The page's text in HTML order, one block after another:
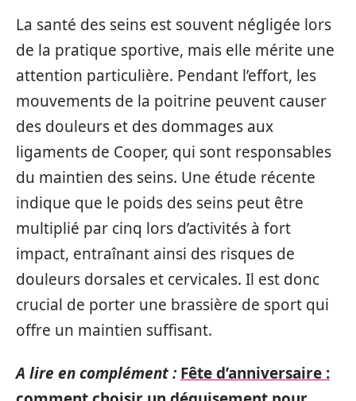
La santé des seins est souvent négligée lors
de la pratique sportive, mais elle mérite une
attention particulière. Pendant l’effort, les
mouvements de la poitrine peuvent causer
des douleurs et des dommages aux
ligaments de Cooper, qui sont responsables
du maintien des seins. Une étude récente
indique que le poids des seins peut être
multiplié par cinq lors d’activités à fort
impact, entraînant ainsi des risques de
douleurs dorsales et cervicales. Il est donc
crucial de porter une brassière de sport qui
offre un maintien suffisant.
A lire en complément : Fête d’anniversaire :